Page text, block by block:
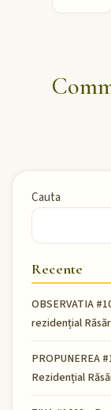
Cauta
Recente
OBSERVATIA
rezidențial
PROPUNEREA
Rezidențial